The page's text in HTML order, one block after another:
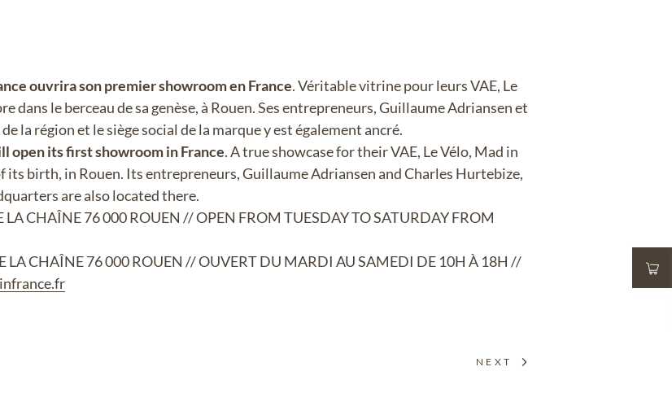
ouvrira son premier showroom en France. Véritable vitrine pour leurs VAE, Le
dans le berceau de sa genèse, à Rouen. Ses entrepreneurs, Guillaume Adriansen et
la région et le siège social de la marque y est également ancré.
open its first showroom in France. A true showcase for their VAE, Le Vélo, Mad in
its birth, in Rouen. Its entrepreneurs, Guillaume Adriansen and Charles Hurtebize,
are also located there.
LA CHAÎNE 76 000 ROUEN // OPEN FROM TUESDAY TO SATURDAY FROM
LA CHAÎNE 76 000 ROUEN // OUVERT DU MARDI AU SAMEDI DE 10H À 18H //
NEXT